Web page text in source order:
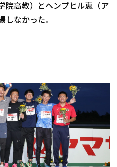
院高教）とヘンプヒル恵（ア
しなかった。